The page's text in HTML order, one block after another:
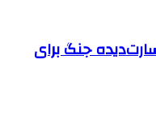
خسارت‌دیده جنگ برای